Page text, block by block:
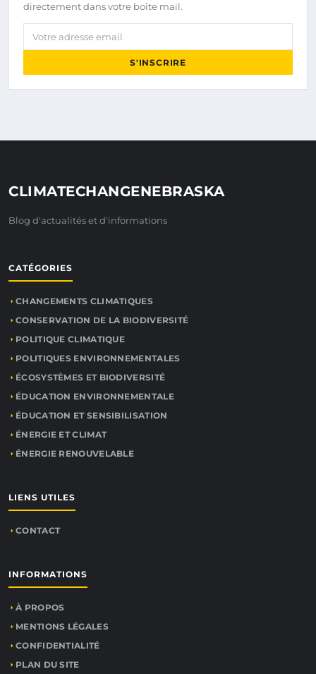
directement dans votre boîte mail.
Votre adresse email
S'INSCRIRE
CLIMATECHANGENEBRASKA
Blog d'actualités et d'informations
CATÉGORIES
CHANGEMENTS CLIMATIQUES
CONSERVATION DE LA BIODIVERSITÉ
POLITIQUE CLIMATIQUE
POLITIQUES ENVIRONNEMENTALES
ÉCOSYSTÈMES ET BIODIVERSITÉ
ÉDUCATION ENVIRONNEMENTALE
ÉDUCATION ET SENSIBILISATION
ÉNERGIE ET CLIMAT
ÉNERGIE RENOUVELABLE
LIENS UTILES
CONTACT
INFORMATIONS
À PROPOS
MENTIONS LÉGALES
CONFIDENTIALITÉ
PLAN DU SITE